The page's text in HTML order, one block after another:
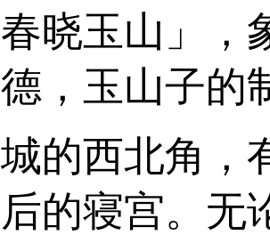
春晓玉山」
，玉山子的
的西北角，
的寝宫。无